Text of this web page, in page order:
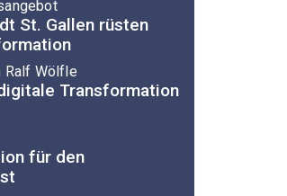
St. Gallen rüsten
Ralf Wölfle
Transformation
für den